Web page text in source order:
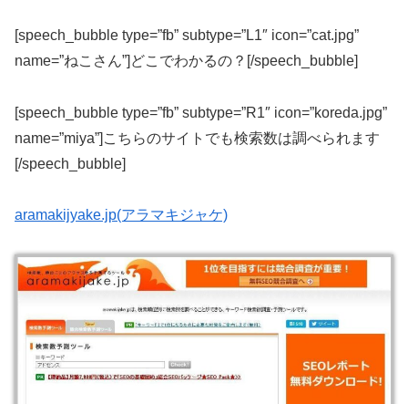
[speech_bubble type=”fb” subtype=”L1″ icon=”cat.jpg”
name=”ねこさん”]どこでわかるの？[/speech_bubble]
[speech_bubble type=”fb” subtype=”R1″ icon=”koreda.jpg”
name=”miya”]こちらのサイトでも検索数は調べられます
[/speech_bubble]
aramakijyake.jp(アラマキジャケ)